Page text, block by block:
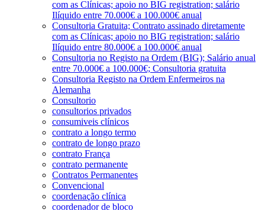
com as Clínicas; apoio no BIG registration; salário
Ilíquido entre 70.000€ a 100.000€ anual
Consultoria Gratuita; Contrato assinado diretamente
com as Clínicas; apoio no BIG registration; salário
Ilíquido entre 80.000€ a 100.000€ anual
Consultoria no Registo na Ordem (BIG); Salário anual
entre 70.000€ a 100.000€; Consultoria gratuita
Consultoria Registo na Ordem Enfermeiros na
Alemanha
Consultorio
consultorios privados
consumiveis clínicos
contrato a longo termo
contrato de longo prazo
contrato França
contrato permanente
Contratos Permanentes
Convencional
coordenação clínica
coordenador de bloco